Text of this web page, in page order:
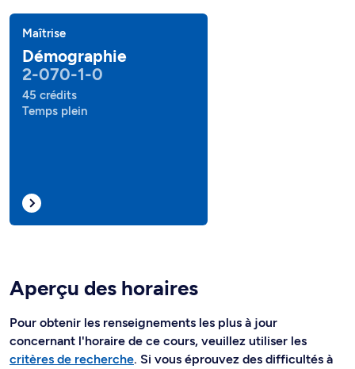
Maîtrise
Démographie
2-070-1-0
45 crédits
Temps plein
Aperçu des horaires
Pour obtenir les renseignements les plus à jour
concernant l'horaire de ce cours, veuillez utiliser les
critères de recherche. Si vous éprouvez des difficultés à